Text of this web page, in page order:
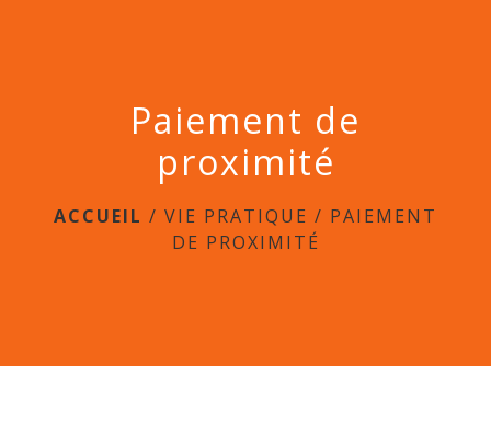
Paiement de
proximité
ACCUEIL / VIE PRATIQUE / PAIEMENT
DE PROXIMITÉ